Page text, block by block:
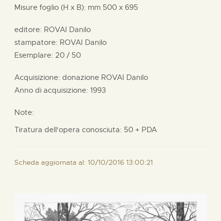
Misure foglio (H x B): mm 500 x 695
editore: ROVAI Danilo
stampatore: ROVAI Danilo
Esemplare: 20 / 50
Acquisizione: donazione ROVAI Danilo
Anno di acquisizione: 1993
Note:
Tiratura dell'opera conosciuta: 50 + PDA
Scheda aggiornata al: 10/10/2016 13:00:21